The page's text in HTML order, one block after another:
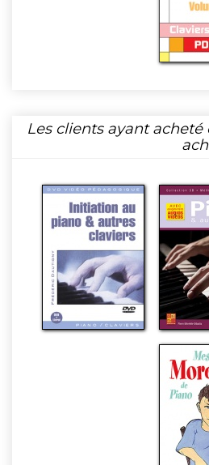
Les clients ayant